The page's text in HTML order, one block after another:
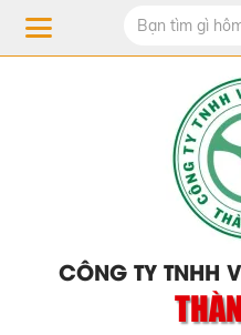
CÔNG TY TNHH